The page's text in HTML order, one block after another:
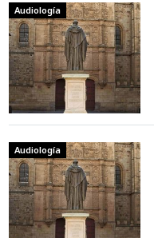
Audiología
Audiología